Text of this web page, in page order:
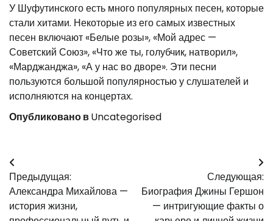
У Шуфутинского есть много популярных песен, которые
стали хитами. Некоторые из его самых известных
песен включают «Белые розы», «Мой адрес —
Советский Союз», «Что же ты, голубчик, натворил»,
«Марджанджа», «А у нас во дворе». Эти песни
пользуются большой популярностью у слушателей и
исполняются на концертах.
Опубликовано вUncategorised
Навигация
по
записям
Предыдущая:
Александра Михайлова —
история жизни,
Следующая:
Биография Джины Гершон
— интригующие факты о